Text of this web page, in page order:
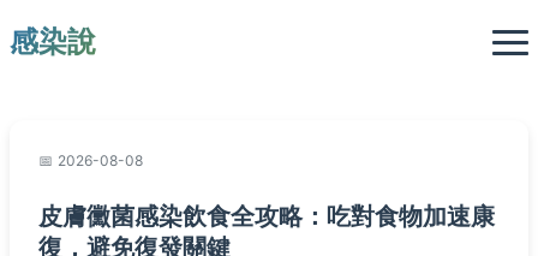
感染說
2026-08-08
皮膚黴菌感染飲食全攻略：吃對食物加速康
復，避免復發關鍵